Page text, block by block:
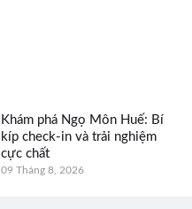
Khám phá Ngọ Môn Huế: Bí
kíp check-in và trải nghiệm
cực chất
09 Tháng 8, 2026